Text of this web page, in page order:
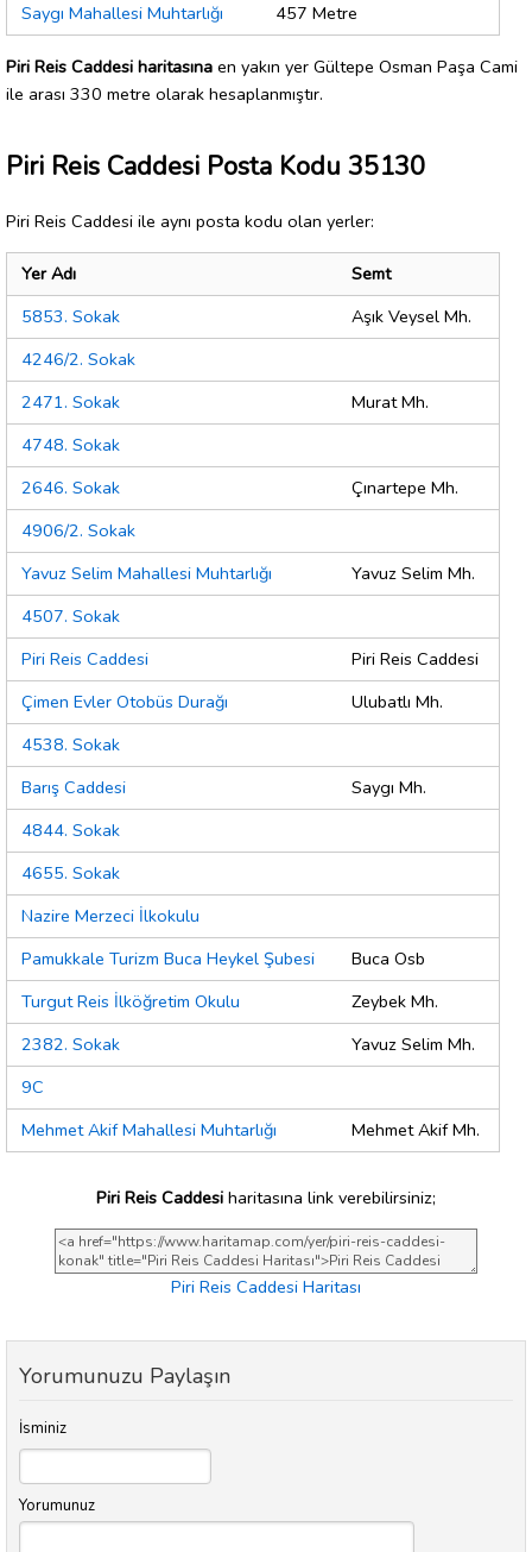
Saygı Mahallesi Muhtarlığı
457 Metre
Piri Reis Caddesi haritasına en yakın yer Gültepe Osman Paşa Cami
ile arası 330 metre olarak hesaplanmıştır.
Piri Reis Caddesi Posta Kodu 35130
Piri Reis Caddesi ile aynı posta kodu olan yerler:
Yer Adı
Semt
5853. Sokak
Aşık Veysel Mh.
4246/2. Sokak
2471. Sokak
Murat Mh.
4748. Sokak
2646. Sokak
Çınartepe Mh.
4906/2. Sokak
Yavuz Selim Mahallesi Muhtarlığı
Yavuz Selim Mh.
4507. Sokak
Piri Reis Caddesi
Piri Reis Caddesi
Çimen Evler Otobüs Durağı
Ulubatlı Mh.
4538. Sokak
Barış Caddesi
Saygı Mh.
4844. Sokak
4655. Sokak
Nazire Merzeci İlkokulu
Pamukkale Turizm Buca Heykel Şubesi
Buca Osb
Turgut Reis İlköğretim Okulu
Zeybek Mh.
2382. Sokak
Yavuz Selim Mh.
9C
Mehmet Akif Mahallesi Muhtarlığı
Mehmet Akif Mh.
Piri Reis Caddesi haritasına link verebilirsiniz;
Piri Reis Caddesi Haritası
Yorumunuzu Paylaşın
İsminiz
Yorumunuz